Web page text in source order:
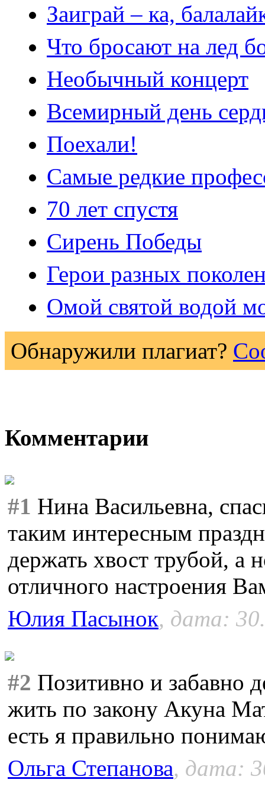
Заиграй – ка,
Что бросают на лед
Необычный концерт
Всемирный день
Поехали!
Самые редкие
70 лет спустя
Сирень Победы
Герои разных
Омой святой водой
Обнаружили плагиат?
Комментарии
#1 Нина Васильевна,
таким интересным
держать хвост трубой, а
отличного настроения
Юлия Пасынок, дата:
#2 Позитивно и забавно
жить по закону Акуна
есть я правильно
Ольга Степанова, дата: